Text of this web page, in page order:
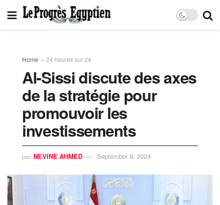
Home 24 heures sur 24
Al-Sissi discute des axes
de la stratégie pour
promouvoir les
investissements
par NEVINE AHMED September 8, 2024